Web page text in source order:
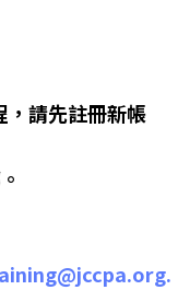
，請先註冊新帳